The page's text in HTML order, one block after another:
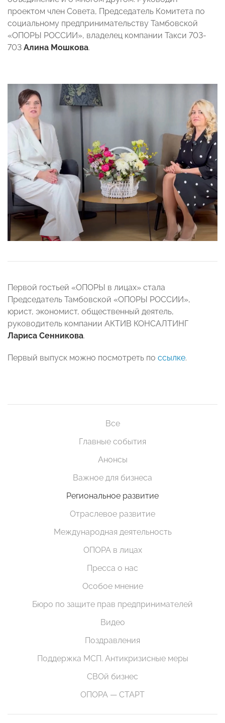
проектом член Совета, Председатель Комитета по
социальному предпринимательству Тамбовской
«ОПОРЫ РОССИИ», владелец компании Такси 703-
703 Алина Мошкова.
Первой гостьей «ОПОРЫ в лицах» стала
Председатель Тамбовской «ОПОРЫ РОССИИ»,
юрист, экономист, общественный деятель,
руководитель компании АКТИВ КОНСАЛТИНГ
Лариса Сенникова.
Первый выпуск можно посмотреть по ссылке.
Все
Главные события
Анонсы
Важное для бизнеса
Региональное развитие
Отраслевое развитие
Международная деятельность
ОПОРА в лицах
Пресса о нас
Особое мнение
Бюро по защите прав предпринимателей
Видео
Поздравления
Поддержка МСП. Антикризисные меры
СВОй бизнес
ОПОРА — СТАРТ